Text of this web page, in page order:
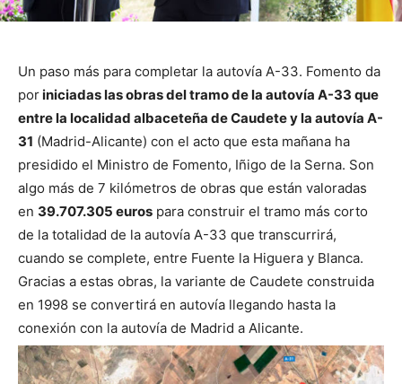
Un paso más para completar la autovía A-33. Fomento da
poriniciadas las obras del tramo de la autovía A-33 que
entre la localidad albaceteña de Caudete y la autovía A-
31 (Madrid-Alicante) con el acto que esta mañana ha
presidido el Ministro de Fomento, Iñigo de la Serna. Son
algo más de 7 kilómetros de obras que están valoradas
en 39.707.305 euros para construir el tramo más corto
de la totalidad de la autovía A-33 que transcurrirá,
cuando se complete, entre Fuente la Higuera y Blanca.
Gracias a estas obras, la variante de Caudete construida
en 1998 se convertirá en autovía llegando hasta la
conexión con la autovía de Madrid a Alicante.